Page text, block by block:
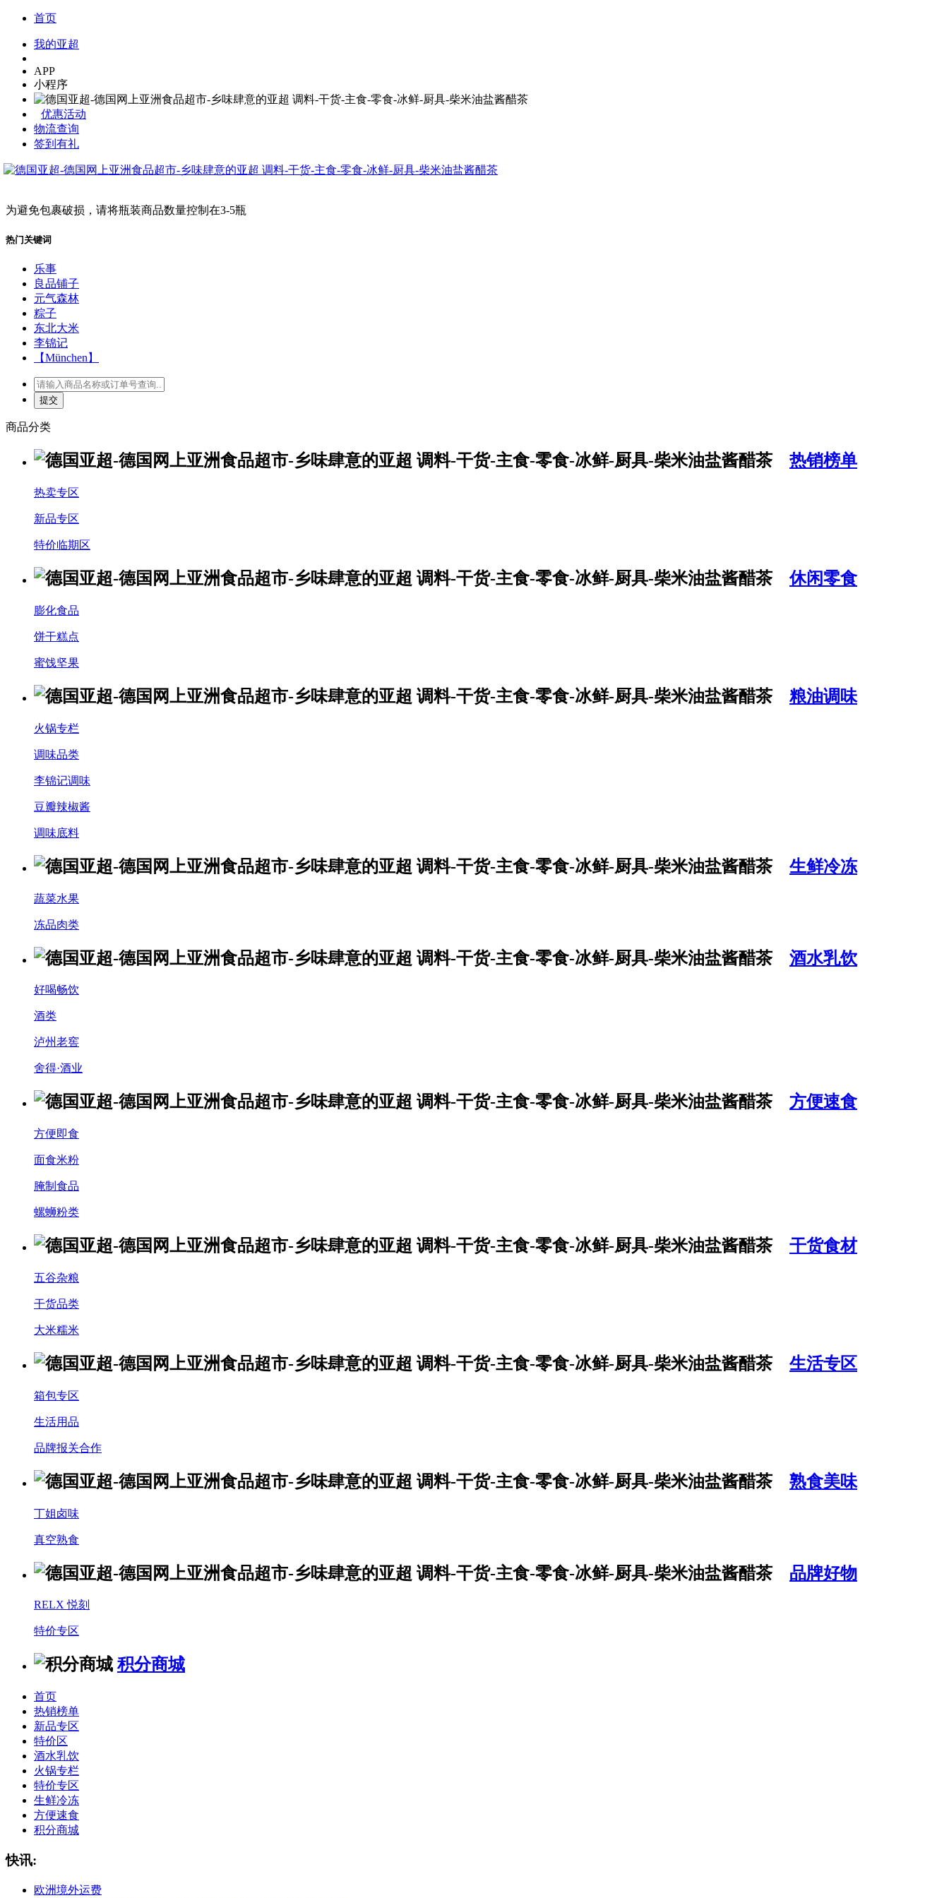
首页
我的亚超
APP
小程序
优惠活动
物流查询
签到有礼
为避免包裹破损，请将瓶装商品数量控制在3-5瓶
热门关键词
乐事
良品铺子
元气森林
粽子
东北大米
李锦记
【München】
商品分类
热销榜单
热卖专区
新品专区
特价临期区
休闲零食
膨化食品
饼干糕点
蜜饯坚果
粮油调味
火锅专栏
调味品类
李锦记调味
豆瓣辣椒酱
调味底料
生鲜冷冻
蔬菜水果
冻品肉类
酒水乳饮
好喝畅饮
酒类
泸州老窖
舍得·酒业
方便速食
方便即食
面食米粉
腌制食品
螺蛳粉类
干货食材
五谷杂粮
干货品类
大米糯米
生活专区
箱包专区
生活用品
品牌报关合作
熟食美味
丁姐卤味
真空熟食
品牌好物
RELX 悦刻
特价专区
积分商城
首页
热销榜单
新品专区
特价区
酒水乳饮
火锅专栏
特价专区
生鲜冷冻
方便速食
积分商城
快讯:
欧洲境外运费